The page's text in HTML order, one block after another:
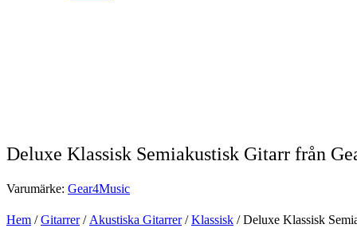
Deluxe Klassisk Semiakustisk Gitarr från
Varumärke: Gear4Music
Hem /Gitarrer/Akustiska Gitarrer/Klassisk / Deluxe Klassisk